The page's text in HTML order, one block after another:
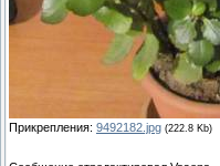
Прикрепления: 9492182.jpg (222.8 Kb)